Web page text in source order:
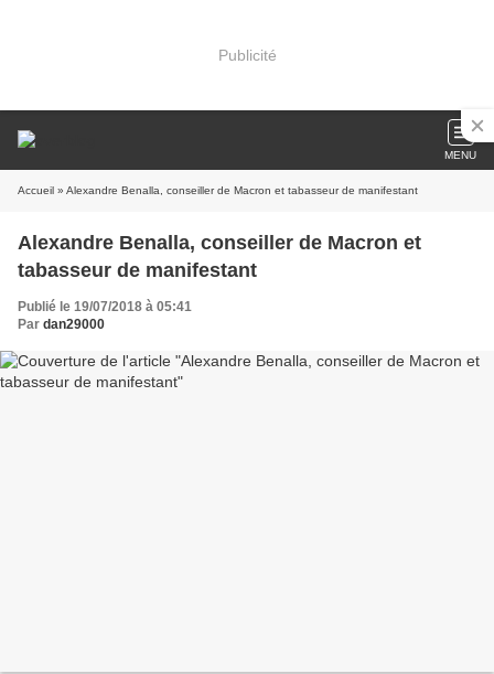
Publicité
MENU
Accueil » Alexandre Benalla, conseiller de Macron et tabasseur de manifestant
Alexandre Benalla, conseiller de Macron et
tabasseur de manifestant
Publié le 19/07/2018 à 05:41
Par dan29000